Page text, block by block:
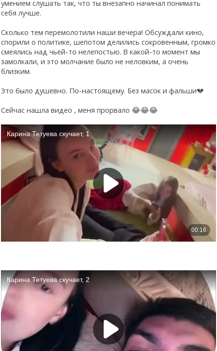
умением слушать так, что ты внезапно начинал понимать
себя лучше.
Сколько тем перемолотили наши вечера! Обсуждали кино,
спорили о политике, шепотом делились сокровенным, громко
смеялись над чьей-то нелепостью. В какой-то момент мы
замолкали, и это молчание было не неловким, а очень
близким.
Это было душевно. По-настоящему. Без масок и фальши💔
Сейчас нашла видео , меня прорвало 😂😂😂